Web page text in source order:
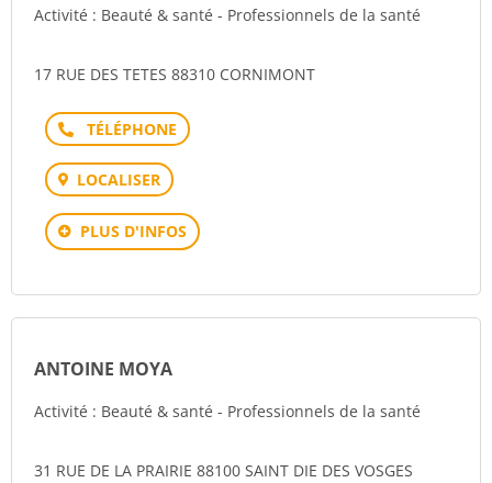
Activité : Beauté & santé - Professionnels de la santé
17 RUE DES TETES 88310 CORNIMONT
Téléphone
LOCALISER
PLUS D'INFOS
ANTOINE MOYA
Activité : Beauté & santé - Professionnels de la santé
31 RUE DE LA PRAIRIE 88100 SAINT DIE DES VOSGES